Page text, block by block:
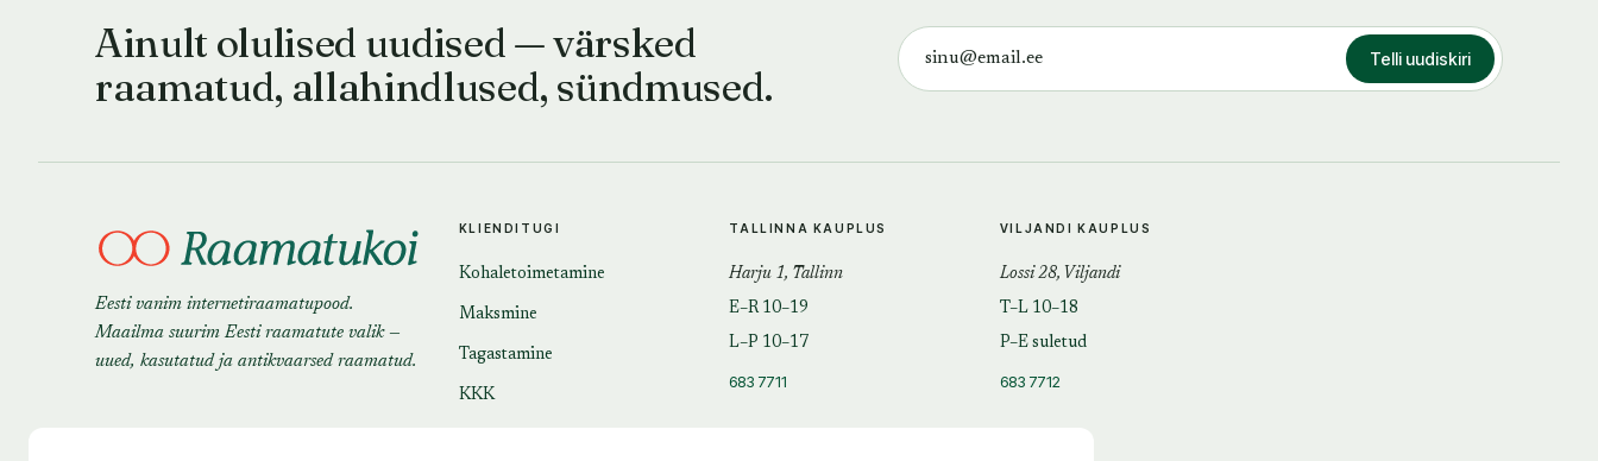
Ainult olulised uudised — värsked
raamatud, allahindlused, sündmused.
Telli uudiskiri
Eesti vanim internetiraamatupood.
Maailma suurim Eesti raamatute valik —
uued, kasutatud ja antikvaarsed raamatud.
KLIENDITUGI
Kohaletoimetamine
Maksmine
Tagastamine
KKK
TALLINNA KAUPLUS
Harju 1, Tallinn
E–R 10–19
L–P 10–17
683 7711
VILJANDI KAUPLUS
Lossi 28, Viljandi
T–L 10–18
P–E suletud
683 7712